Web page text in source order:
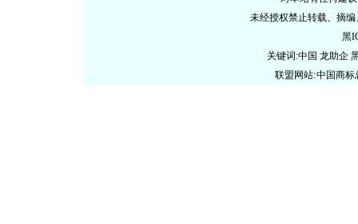
未经授权禁止转载、摘
黑
关键词:中国 龙助企
联盟网站:中国商标